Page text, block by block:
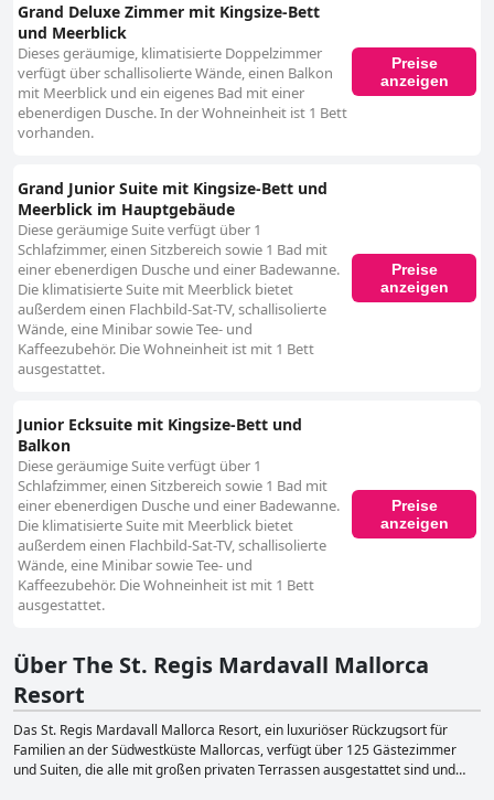
Grand Deluxe Zimmer mit Kingsize-Bett
und Meerblick
Dieses geräumige, klimatisierte Doppelzimmer
verfügt über schallisolierte Wände, einen Balkon
mit Meerblick und ein eigenes Bad mit einer
ebenerdigen Dusche. In der Wohneinheit ist 1 Bett
vorhanden.
Preise
anzeigen
Grand Junior Suite mit Kingsize-Bett und
Meerblick im Hauptgebäude
Diese geräumige Suite verfügt über 1
Schlafzimmer, einen Sitzbereich sowie 1 Bad mit
einer ebenerdigen Dusche und einer Badewanne.
Die klimatisierte Suite mit Meerblick bietet
außerdem einen Flachbild-Sat-TV, schallisolierte
Wände, eine Minibar sowie Tee- und
Kaffeezubehör. Die Wohneinheit ist mit 1 Bett
ausgestattet.
Preise
anzeigen
Junior Ecksuite mit Kingsize-Bett und
Balkon
Diese geräumige Suite verfügt über 1
Schlafzimmer, einen Sitzbereich sowie 1 Bad mit
einer ebenerdigen Dusche und einer Badewanne.
Die klimatisierte Suite mit Meerblick bietet
außerdem einen Flachbild-Sat-TV, schallisolierte
Wände, eine Minibar sowie Tee- und
Kaffeezubehör. Die Wohneinheit ist mit 1 Bett
ausgestattet.
Preise
anzeigen
Über The St. Regis Mardavall Mallorca
Resort
Das St. Regis Mardavall Mallorca Resort, ein luxuriöser Rückzugsort für
Familien an der Südwestküste Mallorcas, verfügt über 125 Gästezimmer
und Suiten, die alle mit großen privaten Terrassen ausgestattet sind und